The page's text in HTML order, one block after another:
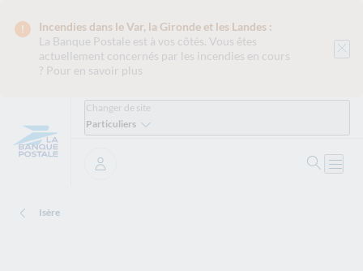
Incendies dans le Var, la Gironde et les Landes :
La Banque Postale est à vos côtés. Vous êtes
actuellement concernés par les incendies en cours
? Pour en savoir plus
Changer de site
Particuliers
Se connecter
Isère